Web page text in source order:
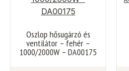
Oszlop hősugárzó és
ventilátor – fehér –
1000/2000W – DA00175